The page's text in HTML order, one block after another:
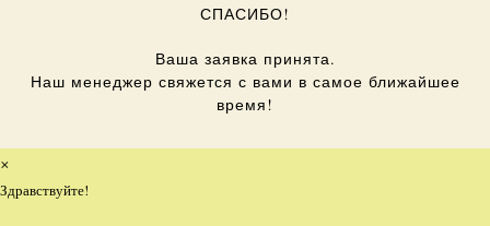
СПАСИБО!
Ваша заявка принята.
Наш менеджер свяжется с вами в самое ближайшее
время!
×
Здравствуйте!